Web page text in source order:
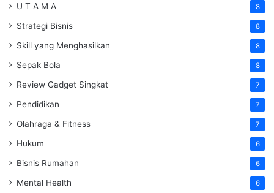
U T A M A 8
Strategi Bisnis 8
Skill yang Menghasilkan 8
Sepak Bola 8
Review Gadget Singkat 7
Pendidikan 7
Olahraga & Fitness 7
Hukum 6
Bisnis Rumahan 6
Mental Health 6